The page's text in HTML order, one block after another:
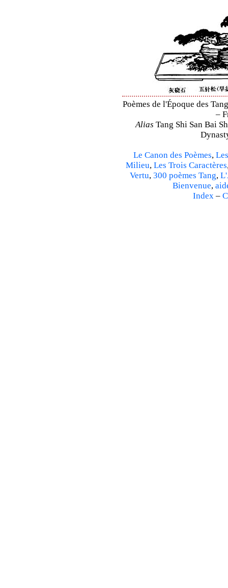
Poèmes de l'Époque des
–
Alias Tang Shi San Bai
Le Canon des Poèmes,
Milieu, Les Trois Caractères
Vertu, 300 poèmes Tang,
Bienvenue,
Index–